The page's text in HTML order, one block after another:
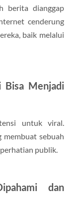
berita dianggap
cenderung
baik melalui
Bisa Menjadi
untuk viral.
membuat sebuah
publik.
dan